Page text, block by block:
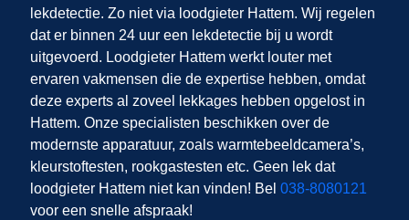
lekdetectie. Zo niet via loodgieter Hattem. Wij regelen
dat er binnen 24 uur een lekdetectie bij u wordt
uitgevoerd. Loodgieter Hattem werkt louter met
ervaren vakmensen die de expertise hebben, omdat
deze experts al zoveel lekkages hebben opgelost in
Hattem. Onze specialisten beschikken over de
modernste apparatuur, zoals warmtebeeldcamera’s,
kleurstoftesten, rookgastesten etc. Geen lek dat
loodgieter Hattem niet kan vinden! Bel 038-8080121
voor een snelle afspraak!